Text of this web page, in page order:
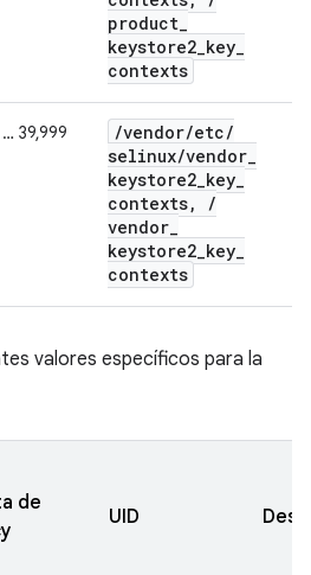
product_
keystore2_key_
contexts
39,999 /vendor/etc/
selinux/vendor_
keystore2_key_
contexts,
/
vendor_
keystore2_key_
contexts
valores específicos para la
de
UID